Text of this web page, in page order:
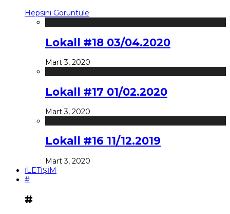
Hepsini Görüntüle
Lokall #18 03/04.2020
Mart 3, 2020
Lokall #17 01/02.2020
Mart 3, 2020
Lokall #16 11/12.2019
Mart 3, 2020
İLETİŞİM
#
#